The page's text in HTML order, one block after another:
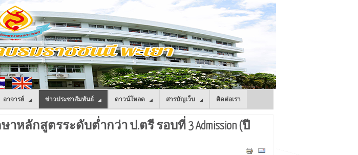
อาจารย์ ข่าวประชาสัมพันธ์ ดาวน์โหลด สารบัญเว็บ ติดต่อเรา
ลักสูตรระดับต่ำกว่า ป.ตรี รอบที่ 3 Admission (ปี